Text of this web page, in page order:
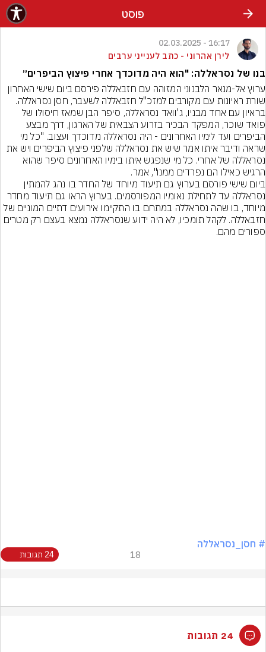
פוסט
16:17 - 02.03.2025
לירן אהרוני - כתב לענייני ערבים
בנו של נסראללה: "הוא היה מדוכדך אחרי פיצוץ הביפרים״
הרגיש כאילו הם נפרדים ממנו", אמר.
מיוחד, בו שהה נסראללה במתחם בו התקיימו אירועים דתיים המוניים של
ספורים מהם.
# חסן_נסראללה
18 24 תגובות
24 תגובות